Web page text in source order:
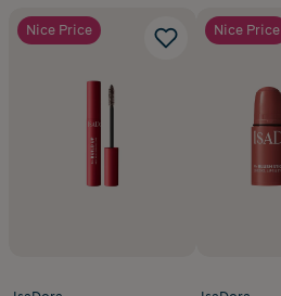
Nice Price Nice Price